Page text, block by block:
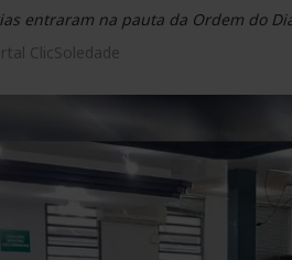
entraram na pauta da Ordem do
ClicSoledade